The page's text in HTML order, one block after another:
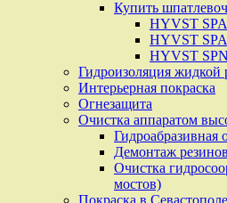
Купить
HYVST
HYVST
HYVST
Гидроизоляция жидкой
Интерьерная покраска
Огнезащита
Очистка аппаратом
Гидроабразивная
Демонтаж
Очистка
мостов)
Покраска в Севастополе